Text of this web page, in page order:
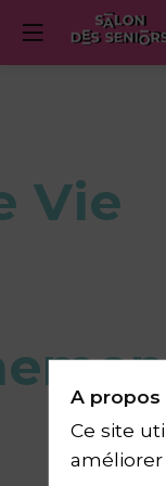
Vie
A propos
Ce site
améliorer